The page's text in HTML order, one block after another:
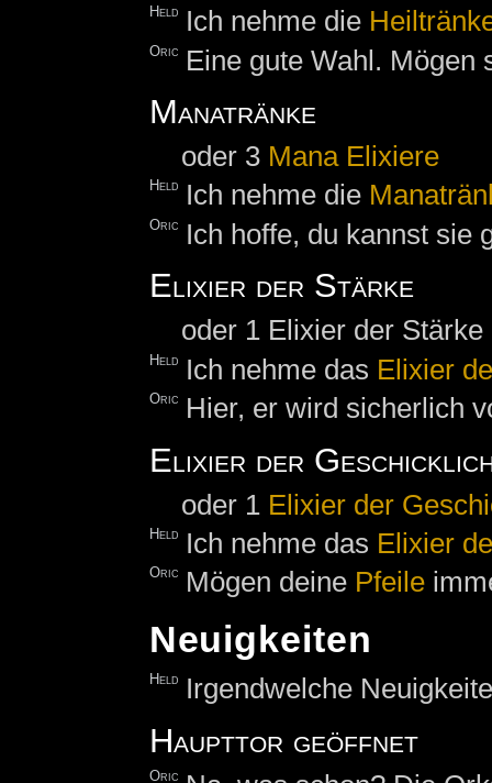
Held Ich nehme die
Oric Eine gute Wahl. Mögen
Manatränke
oder 3 Mana Elixiere
Held Ich nehme die
Oric Ich hoffe, du kannst sie
Elixier der Stärke
oder 1 Elixier der Stärke
Held Ich nehme das Elixier
Oric Hier, er wird sicherlich
Elixier der
oder 1 Elixier der
Held Ich nehme das Elixier
Oric Mögen deine Pfeile
Neuigkeiten
Held Irgendwelche
Haupttor geöffnet
Oric